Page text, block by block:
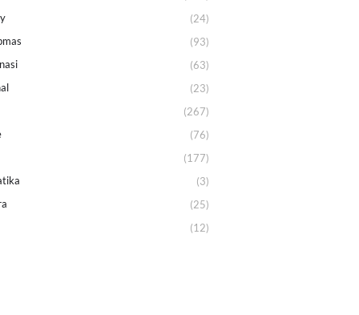
(24)
(93)
(63)
(23)
(267)
(76)
(177)
(3)
(25)
(12)